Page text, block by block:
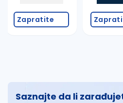
Zapratite
Saznajte da li